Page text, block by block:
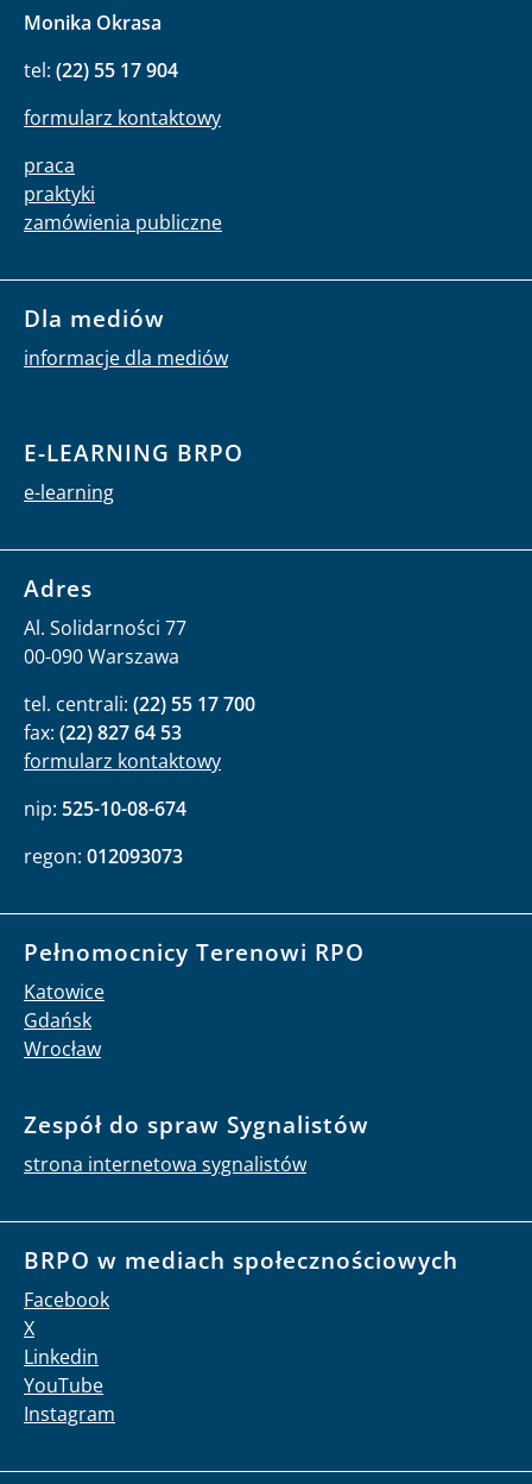
Monika Okrasa
tel: (22) 55 17 904
formularz kontaktowy
praca
praktyki
zamówienia publiczne
Dla mediów
informacje dla mediów
E-LEARNING BRPO
e-learning
Adres
Al. Solidarności 77
00-090 Warszawa
tel. centrali: (22) 55 17 700
fax: (22) 827 64 53
formularz kontaktowy
nip: 525-10-08-674
regon: 012093073
Pełnomocnicy Terenowi RPO
Katowice
Gdańsk
Wrocław
Zespół do spraw Sygnalistów
strona internetowa sygnalistów
BRPO w mediach społecznościowych
Facebook
X
Linkedin
YouTube
Instagram